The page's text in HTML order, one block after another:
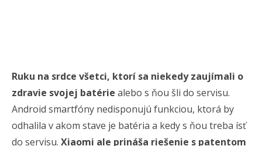
Ruku na srdce všetci, ktorí sa niekedy zaujímali o
zdravie svojej batérie alebo s ňou šli do servisu.
Android smartfóny nedisponujú funkciou, ktorá by
odhalila v akom stave je batéria a kedy s ňou treba ísť
do servisu. Xiaomi ale prináša riešenie s patentom